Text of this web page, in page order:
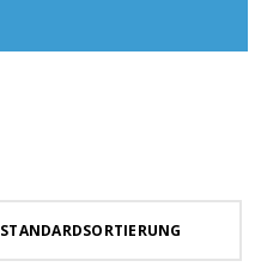
STANDARDSORTIERUNG